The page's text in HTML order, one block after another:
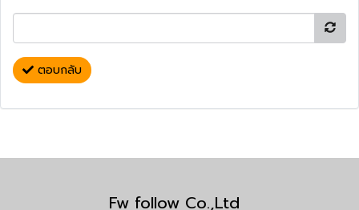
ตอบกลับ
Fw follow Co.,Ltd